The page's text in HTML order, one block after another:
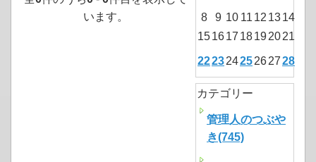
います。
8 9 10 11 12 1314
151617 18192021
22232425262728
カテゴリー
管理人のつぶや
き(745)